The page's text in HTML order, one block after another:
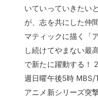
いていっていきたい
が、志を共にした仲
マティックに描く「
し続けてやまない最
で新たに躍動する！
週日曜午後5時
アニメ新シリーズ突